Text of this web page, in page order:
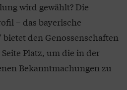
wird gewählt? Die
– das bayerische
bietet den Genossenschaften
Platz, um die in der
Bekanntmachungen zu